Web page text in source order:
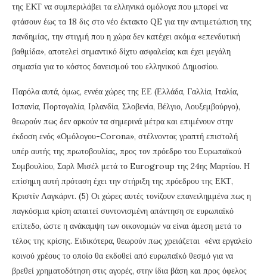
της ΕΚΤ να συμπεριλάβει τα ελληνικά ομόλογα που μπορεί να
φτάσουν έως τα 18 δις στο νέο έκτακτο QE για την αντιμετώπιση της
πανδημίας, την στιγμή που η χώρα δεν κατέχει ακόμα «επενδυτική
βαθμίδα», αποτελεί σημαντικό δίχτυ ασφαλείας και έχει μεγάλη
σημασία για το κόστος δανεισμού του ελληνικού Δημοσίου.
Παρόλα αυτά, όμως, εννέα χώρες της ΕΕ (Ελλάδα, Γαλλία, Ιταλία,
Ισπανία, Πορτογαλία, Ιρλανδία, Σλοβενία, Βέλγιο, Λουξεμβούργο),
θεωρούν πως δεν αρκούν τα σημερινά μέτρα και επιμένουν στην
έκδοση ενός «Ομόλογου-Corona», στέλνοντας γραπτή επιστολή
υπέρ αυτής της πρωτοβουλίας, προς τον πρόεδρο του Ευρωπαϊκού
Συμβουλίου, Σαρλ Μισέλ μετά το Eurogroup της 24ης Μαρτίου. Η
επίσημη αυτή πρόταση έχει την στήριξη της πρόεδρου της ΕΚΤ,
Κριστίν Λαγκάρντ. (5) Οι χώρες αυτές τονίζουν επανειλημμένα πως η
παγκόσμια κρίση απαιτεί συντονισμένη απάντηση σε ευρωπαϊκό
επίπεδο, ώστε η ανάκαμψη των οικονομιών να είναι άμεση μετά το
τέλος της κρίσης. Ειδικότερα, θεωρούν πως χρειάζεται «ένα εργαλείο
κοινού χρέους το οποίο θα εκδοθεί από ευρωπαϊκό θεσμό για να
βρεθεί χρηματοδότηση στις αγορές, στην ίδια βάση και προς όφελος